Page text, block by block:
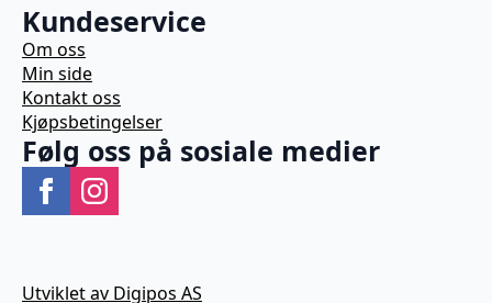
Kundeservice
Om oss
Min side
Kontakt oss
Kjøpsbetingelser
Følg oss på sosiale medier
Utviklet av Digipos AS